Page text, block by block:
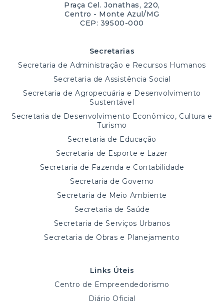
Praça Cel. Jonathas, 220,
Centro - Monte Azul/MG
CEP: 39500-000
Secretarias
Secretaria de Administração e Recursos Humanos
Secretaria de Assistência Social
Secretaria de Agropecuária e Desenvolvimento
Sustentável
Secretaria de Desenvolvimento Econômico, Cultura e
Turismo
Secretaria de Educação
Secretaria de Esporte e Lazer
Secretaria de Fazenda e Contabilidade
Secretaria de Governo
Secretaria de Meio Ambiente
Secretaria de Saúde
Secretaria de Serviços Urbanos
Secretaria de Obras e Planejamento
Links Úteis
Centro de Empreendedorismo
Diário Oficial